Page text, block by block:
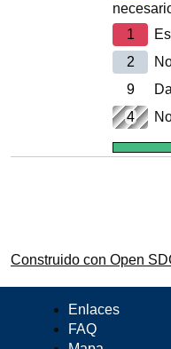
1
2
9
4
Construido con Open
Enlaces
FAQ